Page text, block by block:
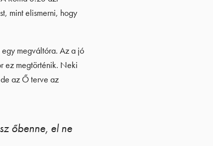
mint elismerni, hogy
egy megváltóra. Az a jó
ez megtörténik. Neki
az Ő terve az
őbenne, el ne